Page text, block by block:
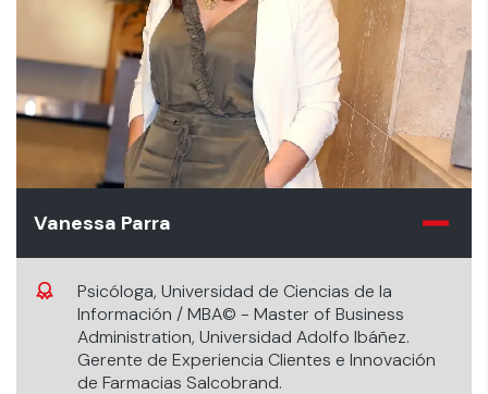
Vanessa Parra
Psicóloga, Universidad de Ciencias de la
Información / MBA© - Master of Business
Administration, Universidad Adolfo Ibáñez.
Gerente de Experiencia Clientes e Innovación
de Farmacias Salcobrand.